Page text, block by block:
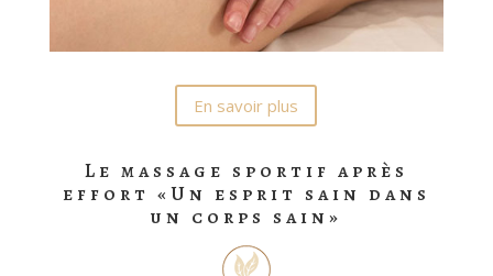
En savoir plus
Le massage sportif après
effort «Un esprit sain dans
un corps sain»